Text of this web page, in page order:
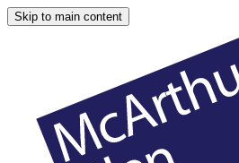
Skip to main content